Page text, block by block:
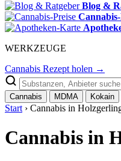
Blog &
WERKZEUGE
Cannabis Rezept holen →
Cannabis
MDMA Kokain
Start › Cannabis in
Cannabis in